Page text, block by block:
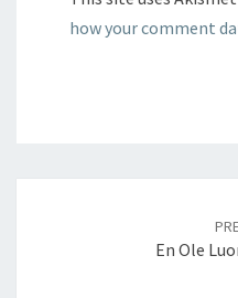
how your comment
En Ole